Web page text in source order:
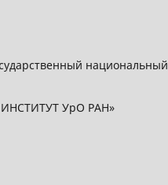
национальный
ИНСТИТУТ УрО РАН»